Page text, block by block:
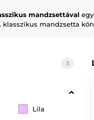
mandzsettával
klasszikus mandzsetta
3
Lila